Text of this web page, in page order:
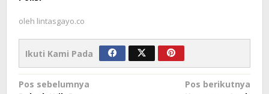
oleh lintasgayo.co
Ikuti Kami Pada
Navigasi
Pos sebelumnya
Pos berikutnya